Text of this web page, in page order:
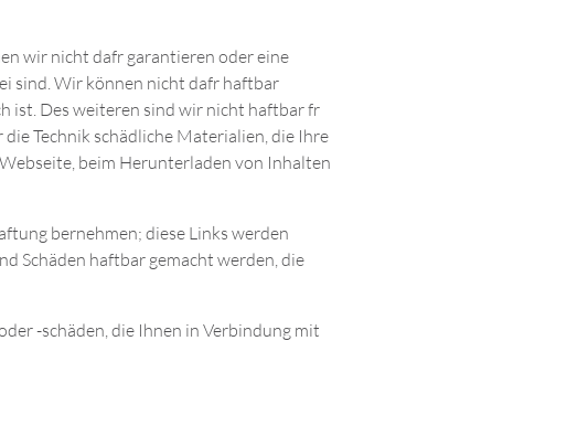
wir nicht dafr garantieren oder eine
sind. Wir können nicht dafr haftbar
ist. Des weiteren sind wir nicht haftbar fr
Technik schädliche Materialien, die Ihre
beim Herunterladen von Inhalten
bernehmen; diese Links werden
Schäden haftbar gemacht werden, die
-schäden, die Ihnen in Verbindung mit